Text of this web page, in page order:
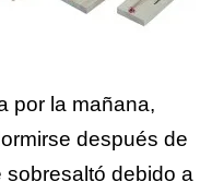
por la mañana,
después de
debido a